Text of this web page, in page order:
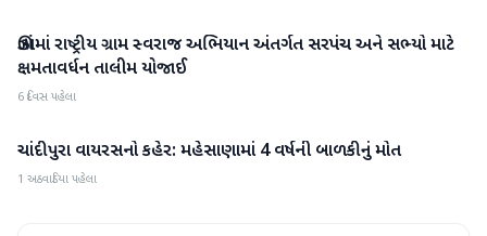
મહેસાણા
ઊંઝામાં રાષ્ટ્રીય ગ્રામ સ્વરાજ અભિયાન અંતર્ગત સરપંચ અને સભ્યો માટે
ક્ષમતાવર્ધન તાલીમ યોજાઈ
6 દિવસ પહેલા
મહેસાણા
ચાંદીપુરા વાયરસનો કહેર: મહેસાણામાં 4 વર્ષની બાળકીનું મોત
1 અઠવાડિયા પહેલા